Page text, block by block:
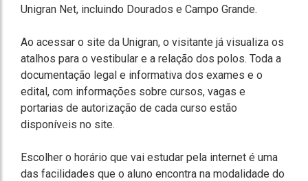
Unigran Net, incluindo Dourados e Campo Grande.
Ao acessar o site da Unigran, o visitante já visualiza os
atalhos para o vestibular e a relação dos polos. Toda a
documentação legal e informativa dos exames e o
edital, com informações sobre cursos, vagas e
portarias de autorização de cada curso estão
disponíveis no site.
Escolher o horário que vai estudar pela internet é uma
das facilidades que o aluno encontra na modalidade do